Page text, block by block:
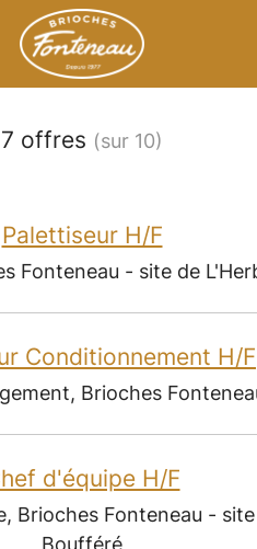
7 offres (sur 10)
Palettiseur H/F
Fonteneau - site de
Conditionnement H/F
Brioches
d'équipe H/F
Brioches Fonteneau -
Boufféré